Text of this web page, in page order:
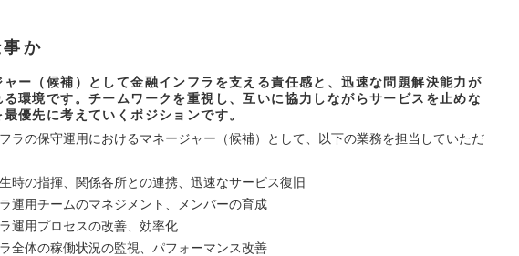
か
ャー（候補）として金融インフラを支える責任感と、迅速な問題解決能力が
る環境です。チームワークを重視し、互いに協力しながらサービスを止めな
最優先に考えていくポジションです。
ラの保守運用におけるマネージャー（候補）として、以下の業務を担当していただ
生時の指揮、関係各所との連携、迅速なサービス復旧
ラ運用チームのマネジメント、メンバーの育成
ラ運用プロセスの改善、効率化
ラ全体の稼働状況の監視、パフォーマンス改善